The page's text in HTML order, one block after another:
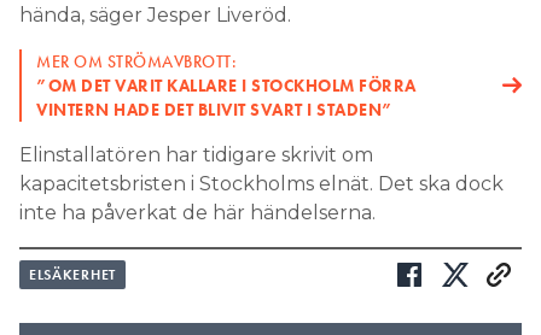
hända, säger Jesper Liveröd.
MER OM STRÖMAVBROTT:
”OM DET VARIT KALLARE I STOCKHOLM FÖRRA
VINTERN HADE DET BLIVIT SVART I STADEN”
Elinstallatören har tidigare skrivit om
kapacitetsbristen i Stockholms elnät. Det ska dock
inte ha påverkat de här händelserna.
ELSÄKERHET